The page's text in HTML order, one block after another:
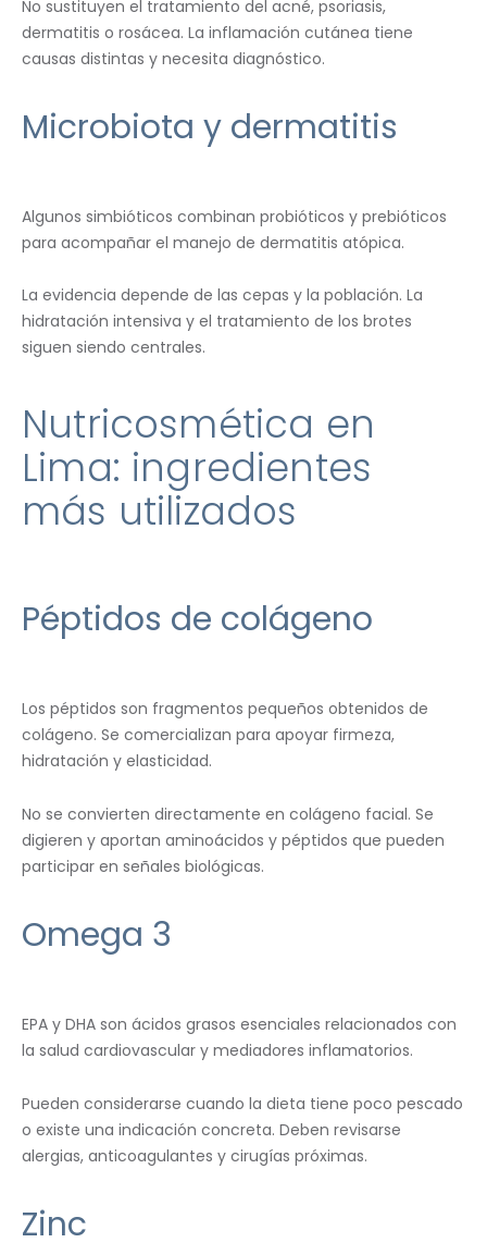
No sustituyen el tratamiento del acné, psoriasis,
dermatitis o rosácea. La inflamación cutánea tiene
causas distintas y necesita diagnóstico.
Microbiota y dermatitis
Algunos simbióticos combinan probióticos y prebióticos
para acompañar el manejo de dermatitis atópica.
La evidencia depende de las cepas y la población. La
hidratación intensiva y el tratamiento de los brotes
siguen siendo centrales.
Nutricosmética en
Lima: ingredientes
más utilizados
Péptidos de colágeno
Los péptidos son fragmentos pequeños obtenidos de
colágeno. Se comercializan para apoyar firmeza,
hidratación y elasticidad.
No se convierten directamente en colágeno facial. Se
digieren y aportan aminoácidos y péptidos que pueden
participar en señales biológicas.
Omega 3
EPA y DHA son ácidos grasos esenciales relacionados con
la salud cardiovascular y mediadores inflamatorios.
Pueden considerarse cuando la dieta tiene poco pescado
o existe una indicación concreta. Deben revisarse
alergias, anticoagulantes y cirugías próximas.
Zinc